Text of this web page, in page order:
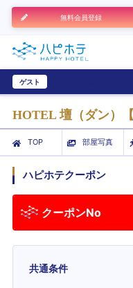
無料会員登録
ゲスト
HOTEL 壇（ダン）
TOP 部屋写真
ハピホテクーポン
クーポンNo
共通条件